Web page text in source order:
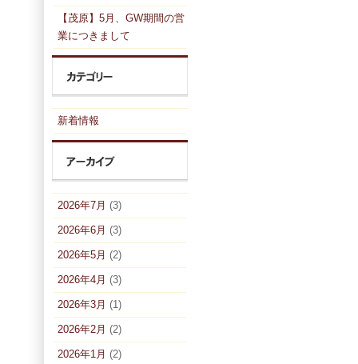
【茂原】5月、GW期間の営
業につきまして
新着情報
2026年7月 (3)
2026年6月 (3)
2026年5月 (2)
2026年4月 (3)
2026年3月 (1)
2026年2月 (2)
2026年1月 (2)